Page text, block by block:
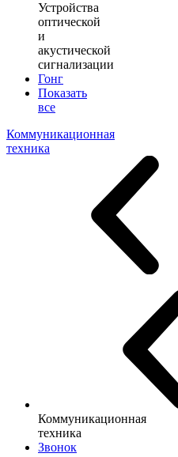
Устройства
оптической
и
акустической
сигнализации
Гонг
Показать
все
Коммуникационная
техника
Коммуникационная
техника
Звонок